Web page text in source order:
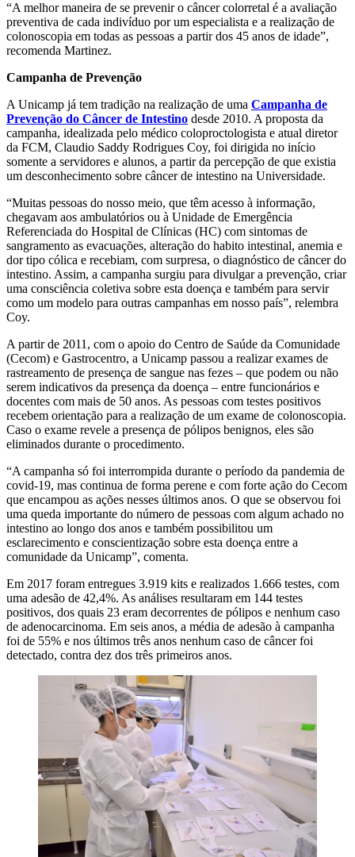
“A melhor maneira de se prevenir o câncer colorretal é a avaliação
preventiva de cada indivíduo por um especialista e a realização de
colonoscopia em todas as pessoas a partir dos 45 anos de idade”,
recomenda Martinez.
Campanha de Prevenção
A Unicamp já tem tradição na realização de uma Campanha de
Prevenção do Câncer de Intestino desde 2010. A proposta da
campanha, idealizada pelo médico coloproctologista e atual diretor
da FCM, Claudio Saddy Rodrigues Coy, foi dirigida no início
somente a servidores e alunos, a partir da percepção de que existia
um desconhecimento sobre câncer de intestino na Universidade.
“Muitas pessoas do nosso meio, que têm acesso à informação,
chegavam aos ambulatórios ou à Unidade de Emergência
Referenciada do Hospital de Clínicas (HC) com sintomas de
sangramento as evacuações, alteração do habito intestinal, anemia e
dor tipo cólica e recebiam, com surpresa, o diagnóstico de câncer do
intestino. Assim, a campanha surgiu para divulgar a prevenção, criar
uma consciência coletiva sobre esta doença e também para servir
como um modelo para outras campanhas em nosso país”, relembra
Coy.
A partir de 2011, com o apoio do Centro de Saúde da Comunidade
(Cecom) e Gastrocentro, a Unicamp passou a realizar exames de
rastreamento de presença de sangue nas fezes – que podem ou não
serem indicativos da presença da doença – entre funcionários e
docentes com mais de 50 anos. As pessoas com testes positivos
recebem orientação para a realização de um exame de colonoscopia.
Caso o exame revele a presença de pólipos benignos, eles são
eliminados durante o procedimento.
“A campanha só foi interrompida durante o período da pandemia de
covid-19, mas continua de forma perene e com forte ação do Cecom
que encampou as ações nesses últimos anos. O que se observou foi
uma queda importante do número de pessoas com algum achado no
intestino ao longo dos anos e também possibilitou um
esclarecimento e conscientização sobre esta doença entre a
comunidade da Unicamp”, comenta.
Em 2017 foram entregues 3.919 kits e realizados 1.666 testes, com
uma adesão de 42,4%. As análises resultaram em 144 testes
positivos, dos quais 23 eram decorrentes de pólipos e nenhum caso
de adenocarcinoma. Em seis anos, a média de adesão à campanha
foi de 55% e nos últimos três anos nenhum caso de câncer foi
detectado, contra dez dos três primeiros anos.